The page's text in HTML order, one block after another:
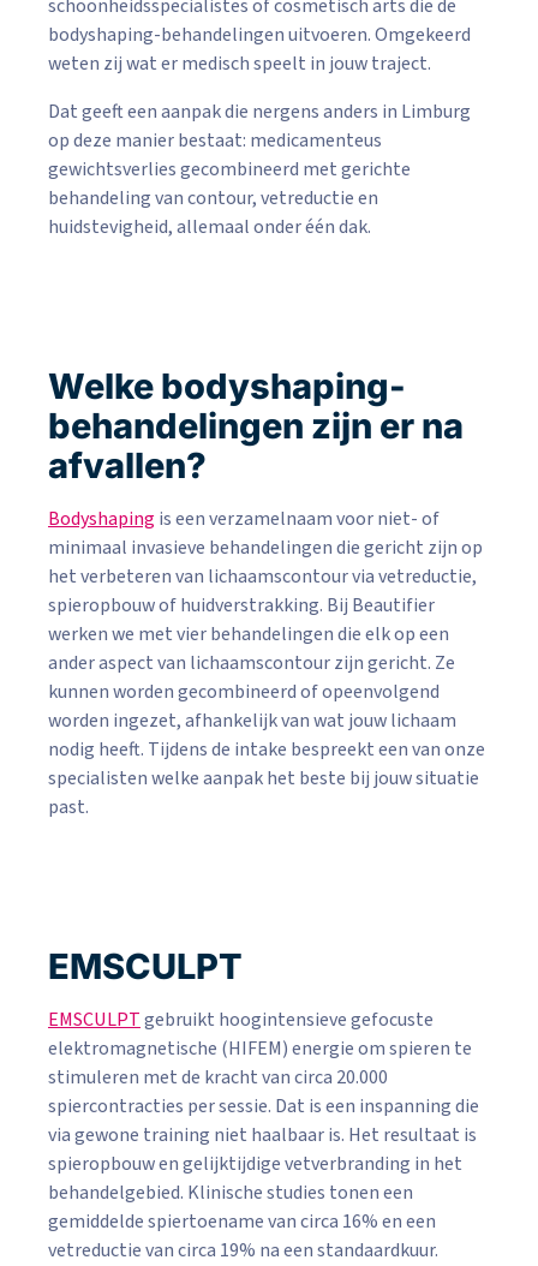
schoonheidsspecialistes of cosmetisch arts die de
bodyshaping-behandelingen uitvoeren. Omgekeerd
weten zij wat er medisch speelt in jouw traject.
Dat geeft een aanpak die nergens anders in Limburg
op deze manier bestaat: medicamenteus
gewichtsverlies gecombineerd met gerichte
behandeling van contour, vetreductie en
huidstevigheid, allemaal onder één dak.
Welke bodyshaping-
behandelingen zijn er na
afvallen?
Bodyshapingis een verzamelnaam voor niet- of
minimaal invasieve behandelingen die gericht zijn op
het verbeteren van lichaamscontour via vetreductie,
spieropbouw of huidverstrakking. Bij Beautifier
werken we met vier behandelingen die elk op een
ander aspect van lichaamscontour zijn gericht. Ze
kunnen worden gecombineerd of opeenvolgend
worden ingezet, afhankelijk van wat jouw lichaam
nodig heeft. Tijdens de intake bespreekt een van onze
specialisten welke aanpak het beste bij jouw situatie
past.
EMSCULPT
EMSCULPTgebruikt hoogintensieve gefocuste
elektromagnetische (HIFEM) energie om spieren te
stimuleren met de kracht van circa 20.000
spiercontracties per sessie. Dat is een inspanning die
via gewone training niet haalbaar is. Het resultaat is
spieropbouw en gelijktijdige vetverbranding in het
behandelgebied. Klinische studies tonen een
gemiddelde spiertoename van circa 16% en een
vetreductie van circa 19% na een standaardkuur.